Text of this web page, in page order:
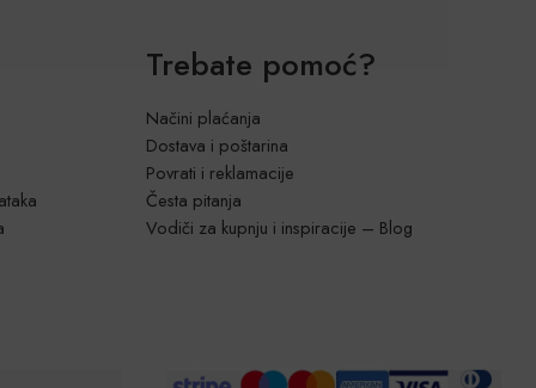
Trebate pomoć?
Načini plaćanja
Dostava i poštarina
Povrati i reklamacije
Česta pitanja
Vodiči za kupnju i inspiracije – Blog